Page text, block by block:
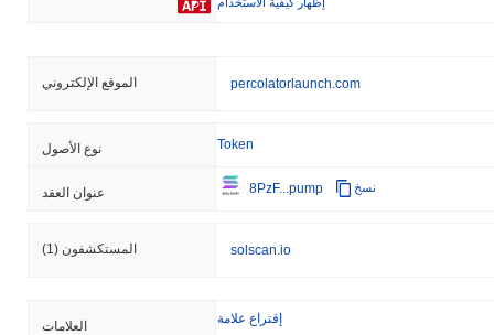
الموقع الإلكتروني percolatorlaunch.com
نوع الأصول Token
عنوان العقد 8PzF...pump نسخ
المستكشفون (1) solscan.io
العلامات إقتراع علامة